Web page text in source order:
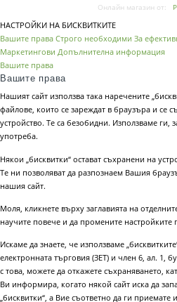
Онлайн магазин от:
НАСТРОЙКИ НА БИСКВИТКИТЕ
Вашите права Строго необходими За
Маркетингови Допълнителна информация
Вашите права
Вашите права
Нашият сайт използва така наречените
файлове, които се зареждат в браузъра и се
устройство. Те са безобидни. Използваме ги,
употреба.
Някои „бисквитки“ остават съхранени на
Те ни позволяват да разпознаем Вашия
нашия сайт.
Моля, кликнете върху заглавията на
научите повече и да промените настройките
Искаме да знаете, че използваме
електронната търговия (ЗЕТ) и член 6, ал. 1,
с това, можете да откажете съхраняването,
Ви информира, когато някой сайт иска да
„бисквитки“, а Вие съответно да ги приемате